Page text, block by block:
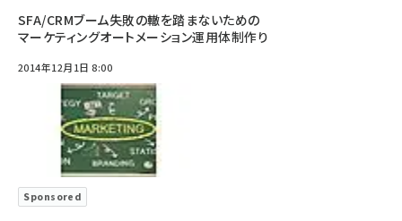
SFA/CRMブーム失敗の轍を踏まないための
マーケティングオートメーション運用体制作り
2014年12月1日 8:00
Sponsored